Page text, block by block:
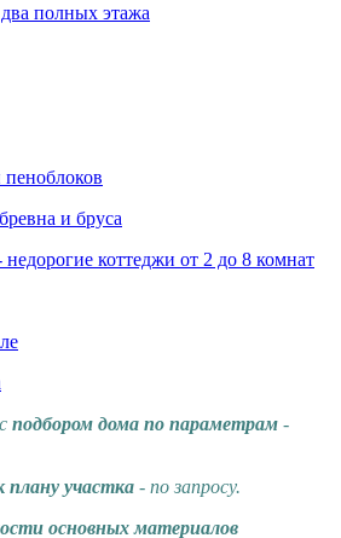
полных этажа
пеноблоков
и бруса
недорогие коттеджи от 2 до 8 комнат
подбором дома по параметрам -
плану участка - по запросу.
основных материалов